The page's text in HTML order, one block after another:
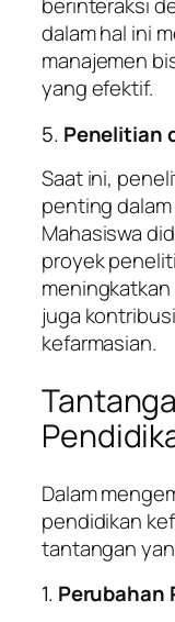
berinteraksi
dalam hal ini
manajemen
yang efektif.
5. Penelitian
Saat ini,
penting
Mahasiswa
proyek
juga
kefarmasian.
Dalam
pendidikan
tantangan
1. Perubahan